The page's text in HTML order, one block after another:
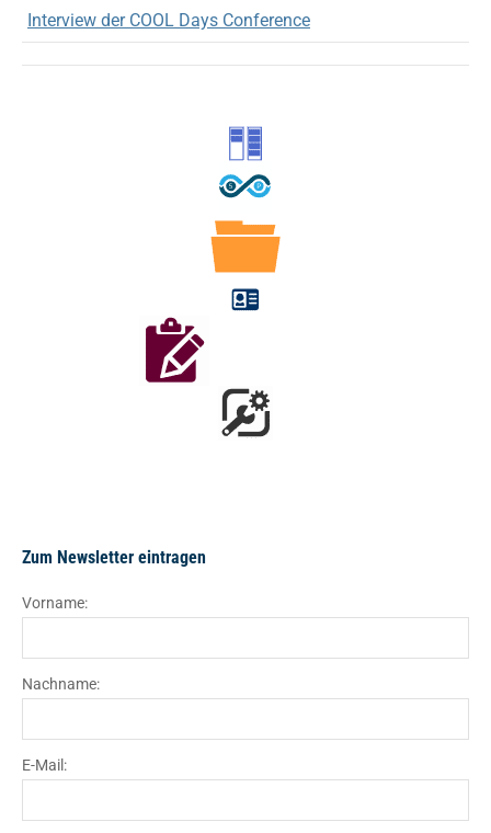
Interview der COOL Days Conference
Zum Newsletter eintragen
Vorname:
Nachname:
E-Mail: